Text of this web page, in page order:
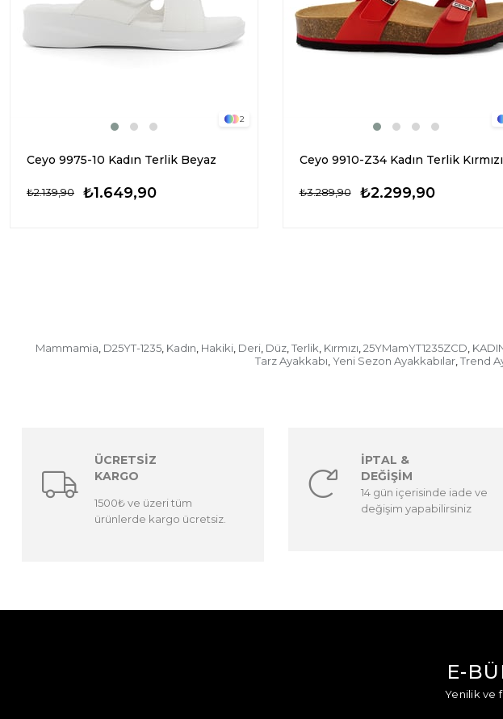
2
Ceyo 9975-10 Kadın Terlik Beyaz
₺1.649,90
₺2.139,90
Ceyo 9910-Z34 Kadın Terlik Kırmızı
₺2.299,90
₺3.289,90
Mammamia D25YT-1235, Kadın Hakiki, Deri, Düz, Terlik Kırmızı 25YMamYT1235ZCD
Tarz Ayakkabı Yeni Sezon Ayakkabılar, Trend
ÜCRETSİZ
KARGO
1500₺ ve üzeri tüm
ürünlerde kargo ücretsiz.
İPTAL &
DEĞİŞİM
14 gün içerisinde iade ve
değişim yapabilirsiniz
E-
Yenilik ve